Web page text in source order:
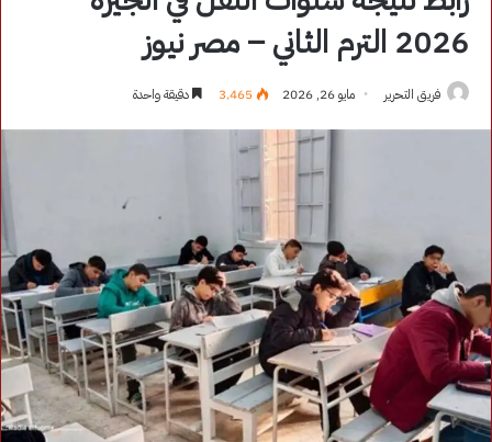
2026 الترم الثاني – مصر نيوز
فريق التحرير مايو 26, 2026 3٬465 دقيقة واحدة